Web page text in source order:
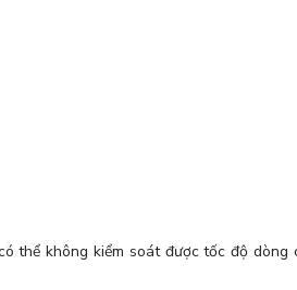
thể không kiểm soát được tốc độ dòng